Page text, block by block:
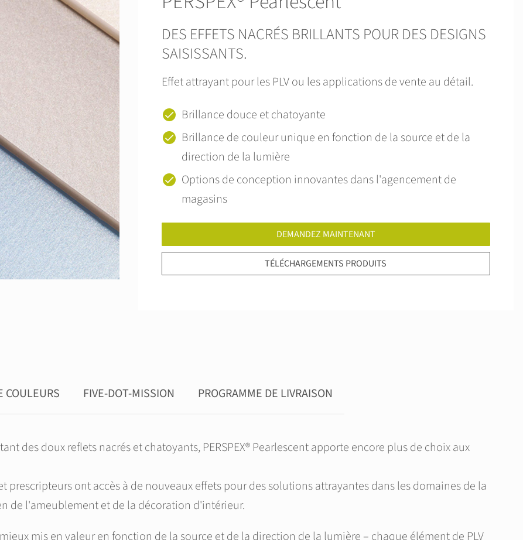
DES EFFETS NACRÉS BRILLANTS POUR DES DESIGNS
SAISISSANTS.
Effet attrayant pour les PLV ou les applications de vente au détail.
Brillance douce et chatoyante
Brillance de couleur unique en fonction de la source et de la
direction de la lumière
Options de conception innovantes dans l'agencement de
magasins
DEMANDEZ MAINTENANT
TÉLÉCHARGEMENTS PRODUITS
COULEURS FIVE-DOT-MISSION PROGRAMME DE LIVRAISON
des doux reflets nacrés et chatoyants, PERSPEX® Pearlescent apporte encore plus de choix aux
prescripteurs ont accès à de nouveaux effets pour des solutions attrayantes dans les domaines de la
de l'ameublement et de la décoration d'intérieur.
mieux mis en valeur en fonction de la source et de la direction de la lumière – chaque élément de PLV